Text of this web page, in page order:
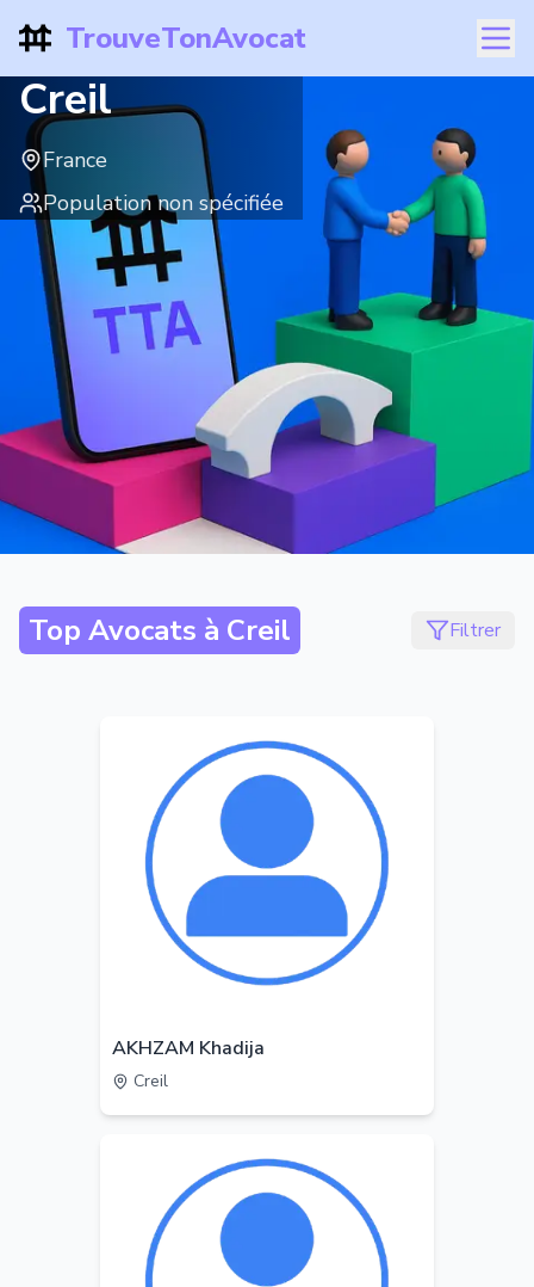
TrouveTonAvocat
Creil
France
Population non spécifiée
Top Avocats à Creil Filtrer
AKHZAM Khadija
Creil